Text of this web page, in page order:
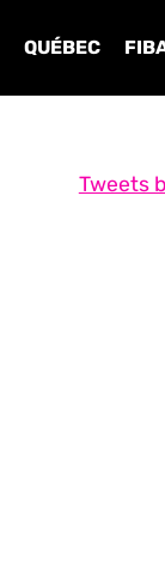
QUÉBEC
Tweets